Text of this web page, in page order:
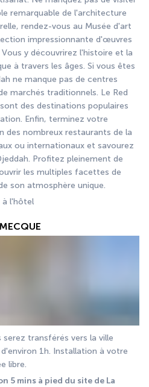
remarquable de l'architecture
rendez-vous au Musée d'art
impressionnante d'œuvres
y découvrirez l'histoire et la
à travers les âges. Si vous êtes
ne manque pas de centres
marchés traditionnels. Le Red
des destinations populaires
Enfin, terminez votre
des nombreux restaurants de la
ou internationaux et savourez
Profitez pleinement de
les multiples facettes de
son atmosphère unique.
à l'hôtel
transférés vers la ville
1h. Installation à votre
libre.
5 mins à pied du site de La